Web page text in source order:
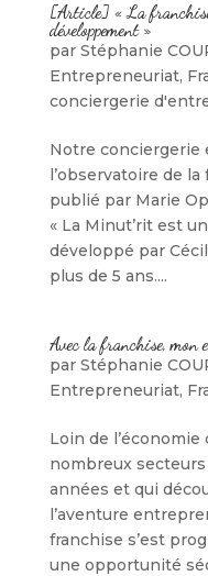
[Article] « La
développement »
par Stéphanie
Entrepreneuriat,
conciergerie
Notre conciergerie
l’observatoire de
publié par Marie
« La Minut’rit est
développé par
plus de 5 ans....
Avec la franchise, mon
par Stéphanie
Entrepreneuriat,
Loin de
nombreux
années et qui
l’aventure
franchise s’est
une opportunité